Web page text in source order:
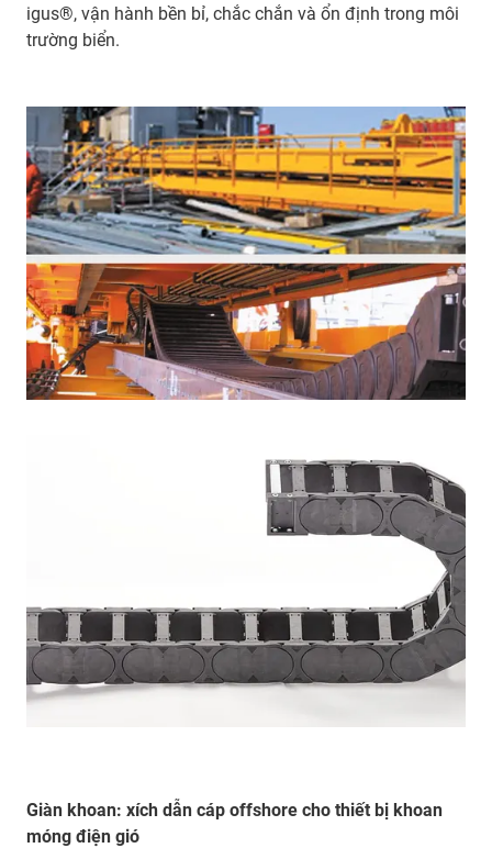
igus®, vận hành bền bỉ, chắc chắn và ổn định trong môi
trường biển.
Giàn khoan: xích dẫn cáp offshore cho thiết bị khoan
móng điện gió